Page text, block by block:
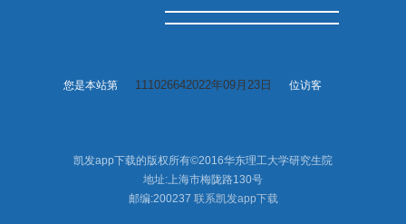
您是本站第 111026642022年09月23日 位访客
凯发app下载的版权所有©2016华东理工大学研究生院
地址:上海市梅陇路130号
邮编:200237 联系凯发app下载